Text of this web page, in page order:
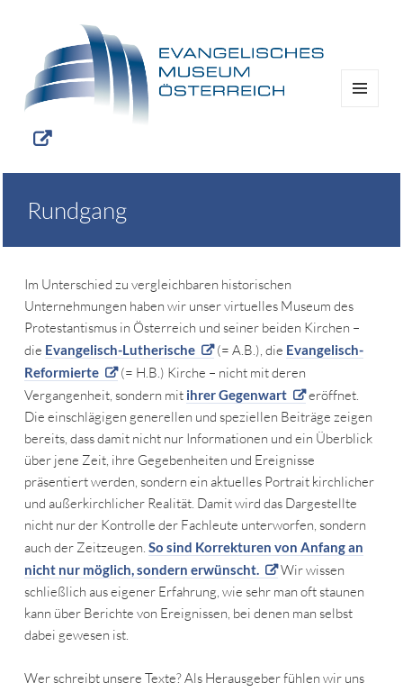
Rundgang
Im Unterschied zu vergleichbaren historischen
Unternehmungen haben wir unser virtuelles Museum des
Protestantismus in Österreich und seiner beiden Kirchen –
die Evangelisch-Lutherische (= A.B.), die Evangelisch-
Reformierte
(= H.B.) Kirche – nicht mit deren
Vergangenheit, sondern mit ihrer Gegenwart
eröffnet.
Die einschlägigen generellen und speziellen Beiträge zeigen
bereits, dass damit nicht nur Informationen und ein Überblick
über jene Zeit, ihre Gegebenheiten und Ereignisse
präsentiert werden, sondern ein aktuelles Portrait kirchlicher
und außerkirchlicher Realität. Damit wird das Dargestellte
nicht nur der Kontrolle der Fachleute unterworfen, sondern
auch der Zeitzeugen. So sind Korrekturen von Anfang an
nicht nur möglich, sondern erwünscht.
Wir wissen
schließlich aus eigener Erfahrung, wie sehr man oft staunen
kann über Berichte von Ereignissen, bei denen man selbst
dabei gewesen ist.
Wer schreibt unsere Texte? Als Herausgeber fühlen wir uns